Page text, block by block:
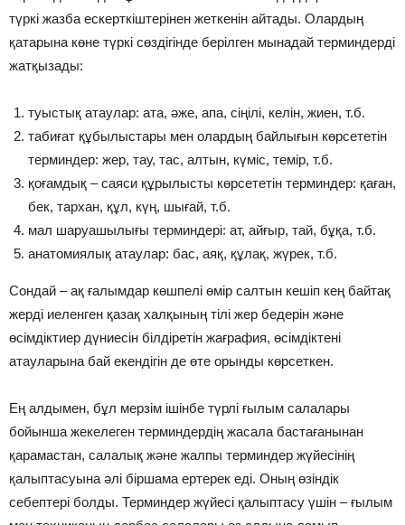
түркі жазба ескерткіштерінен жеткенін айтады. Олардың
қатарына көне түркі сөздігінде берілген мынадай терминдерді
жатқызады:
туыстық атаулар: ата, әже, апа, сіңілі, келін, жиен, т.б.
табиғат құбылыстары мен олардың байлығын көрсететін
терминдер: жер, тау, тас, алтын, күміс, темір, т.б.
қоғамдық – саяси құрылысты көрсететін терминдер: қаған,
бек, тархан, құл, күң, шығай, т.б.
мал шаруашылығы терминдері: ат, айғыр, тай, бұқа, т.б.
анатомиялық атаулар: бас, аяқ, құлақ, жүрек, т.б.
Сондай – ақ ғалымдар көшпелі өмір салтын кешіп кең байтақ
жерді иеленген қазақ халқының тілі жер бедерін және
өсімдіктиер дүниесін білдіретін жағрафия, өсімдіктені
атауларына бай екендігін де өте орынды көрсеткен.
Ең алдымен, бұл мерзім ішінбе түрлі ғылым салалары
бойынша жекелеген терминдердің жасала бастағанынан
қарамастан, салалық және жалпы терминдер жүйесінің
қалыптасуына әлі біршама ертерек еді. Оның өзіндік
себептері болды. Терминдер жүйесі қалыптасу үшін – ғылым